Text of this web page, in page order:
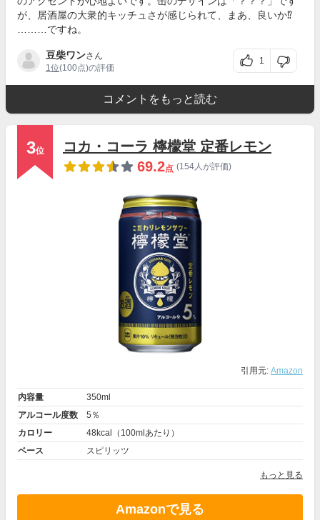
が、居酒屋の大衆的キッチュさが感じられて、まあ、良いか⁉︎
………ですね。
豆柴ワンさん
1位(100点)の評価
1
コメントをもっと読む
3位
コカ・コーラ 檸檬堂 定番レモン
69.2点 (154人が評価)
引用元: Amazon
内容量
350ml
アルコール度数
5％
カロリー
48kcal（100mlあたり）
ベース
スピリッツ
もっと見る
Amazonで見る